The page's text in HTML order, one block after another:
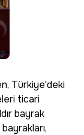
Türkiye'deki
ticari
bayrak